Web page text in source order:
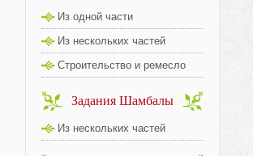
Из одной части
Из нескольких частей
Строительство и ремесло
Задания Шамбалы
Из нескольких частей